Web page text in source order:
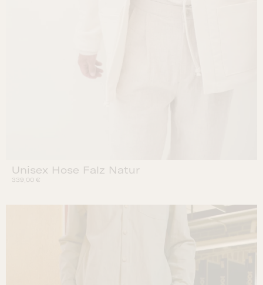
Unisex Hose Falz Natur
339,00 €